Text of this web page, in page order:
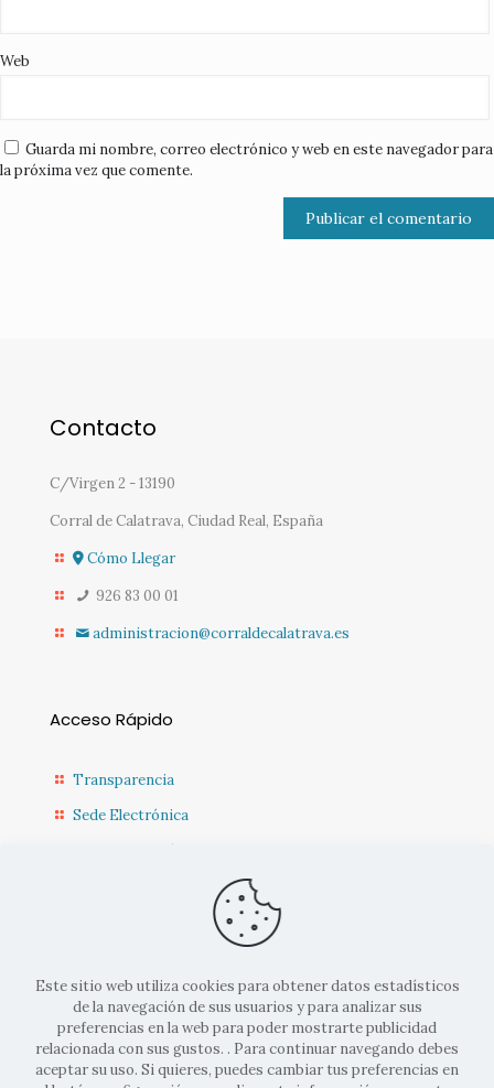
Web
Guarda mi nombre, correo electrónico y web en este navegador para
la próxima vez que comente.
Contacto
C/Virgen 2 - 13190
Corral de Calatrava, Ciudad Real, España
Cómo Llegar
926 83 00 01
administracion@corraldecalatrava.es
Acceso Rápido
Transparencia
Sede Electrónica
Sede Diputación CR
Actualidad Municipal
Este sitio web utiliza cookies para obtener datos estadísticos
de la navegación de sus usuarios y para analizar sus
preferencias en la web para poder mostrarte publicidad
relacionada con sus gustos. . Para continuar navegando debes
aceptar su uso. Si quieres, puedes cambiar tus preferencias en